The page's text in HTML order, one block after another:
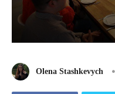
Olena Stashkevych